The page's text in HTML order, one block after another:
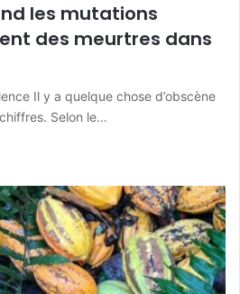
les mutations
des meurtres dans
Il y a quelque chose d’obscène
Selon le…